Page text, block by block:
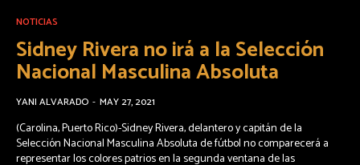
NOTICIAS
Sidney Rivera no irá a la Selección
Nacional Masculina Absoluta
YANI ALVARADO - MAY 27, 2021
(Carolina, Puerto Rico)-Sidney Rivera, delantero y capitán de la
Selección Nacional Masculina Absoluta de fútbol no comparecerá a
representar los colores patrios en la segunda ventana de las